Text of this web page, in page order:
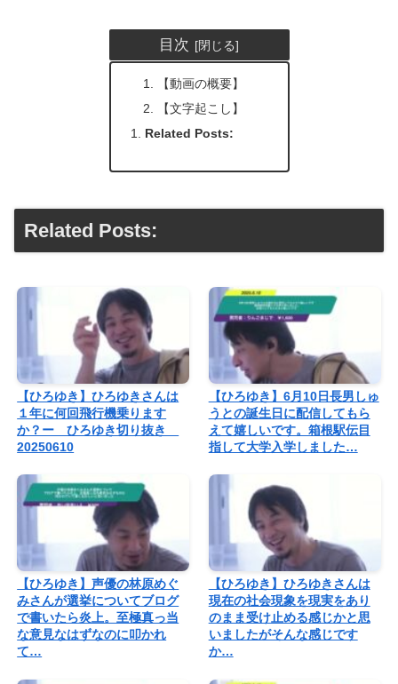
目次
【動画の概要】
【文字起こし】
Related Posts:
Related Posts:
【ひろゆき】ひろゆきさんは
１年に何回飛行機乗ります
か？ー ひろゆき切り抜き
20250610
【ひろゆき】6月10日長男しゅ
うとの誕生日に配信してもら
えて嬉しいです。箱根駅伝目
指して大学入学しました…
【ひろゆき】声優の林原めぐ
みさんが選挙についてブログ
で書いたら炎上。至極真っ当
な意見なはずなのに叩かれ
て…
【ひろゆき】ひろゆきさんは
現在の社会現象を現実をあり
のまま受け止める感じかと思
いましたがそんな感じです
か…